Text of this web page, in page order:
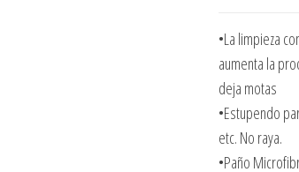
•La limpieza
aumenta la
deja motas
•Estupendo
etc. No raya.
•Paño